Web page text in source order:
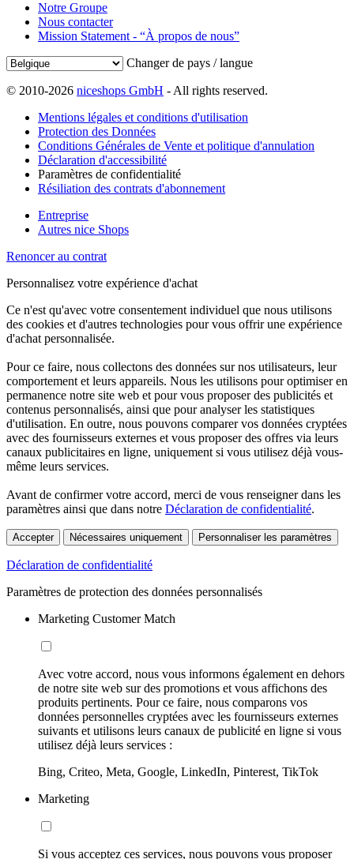
Notre Groupe
Nous contacter
Mission Statement - “À propos de nous”
Changer de pays / langue
© 2010-2026 niceshops GmbH - All rights reserved.
Mentions légales et conditions d'utilisation
Protection des Données
Conditions Générales de Vente et politique d'annulation
Déclaration d'accessibilité
Paramètres de confidentialité
Résiliation des contrats d'abonnement
Entreprise
Autres nice Shops
Renoncer au contrat
Personnalisez votre expérience d'achat
Ce n'est qu'avec votre consentement individuel que nous utilisons
des cookies et d'autres technologies pour vous offrir une expérience
d'achat personnalisée.
Pour ce faire, nous collectons des données sur nos utilisateurs, leur
comportement et leurs appareils. Nous les utilisons pour optimiser en
permanence notre site web et pour vous proposer des publicités et
contenus personnalisés, ainsi que pour analyser les statistiques
d'utilisation. En outre, nous pouvons comparer vos données cryptées
avec des fournisseurs externes et vous proposer des offres via leurs
canaux publicitaires en ligne, uniquement si vous utilisez déjà vous-
même leurs services.
Avant de confirmer votre accord, merci de vous renseigner dans les
paramètres ainsi que dans notre Déclaration de confidentialité.
Accepter Nécessaires uniquement Personnaliser les paramètres
Déclaration de confidentialité
Paramètres de protection des données personnalisés
Marketing Customer Match
Avec votre accord, nous vous informons également en dehors
de notre site web sur des promotions et vous affichons des
produits pertinents. Pour ce faire, nous comparons vos
données personnelles cryptées avec les fournisseurs externes
suivants et utilisons leurs canaux de publicité en ligne si vous
utilisez déjà leurs services :
Bing, Criteo, Meta, Google, LinkedIn, Pinterest, TikTok
Marketing
Si vous acceptez ces services, nous pouvons vous proposer